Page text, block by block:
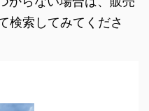
検索してみてくださ